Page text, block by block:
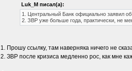
Luk_M писал(а):
1. Центральный Банк официально заявил
2. ЗВР уже больше года, практически, не
1. Прошу ссылку, там наверняка ничего не
2. ЗВР после кризиса медленно рос, как мне